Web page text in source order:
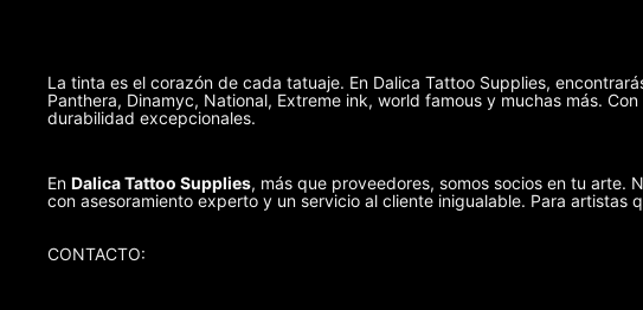
La tinta es el corazón de cada tatuaje. En Dalica Tattoo Supplies,
Panthera, Dinamyc, National, Extreme ink, world famous y muchas más.
durabilidad excepcionales.
En Dalica Tattoo Supplies, más que proveedores, somos socios en tu arte.
con asesoramiento experto y un servicio al cliente inigualable. Para
CONTACTO: